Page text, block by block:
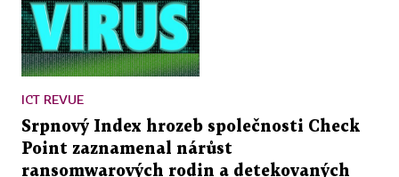
ICT REVUE
Srpnový Index hrozeb společnosti Check
Point zaznamenal nárůst
ransomwarových rodin a detekovaných